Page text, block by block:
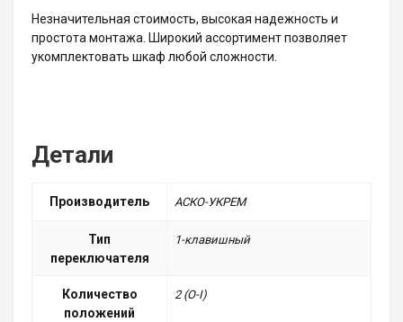
Незначительная стоимость, высокая надежность и
простота монтажа. Широкий ассортимент позволяет
укомплектовать шкаф любой сложности.
Детали
Производитель АСКО-УКРЕМ
Тип
переключателя
1-клавишный
Количество
положений
2 (O-I)